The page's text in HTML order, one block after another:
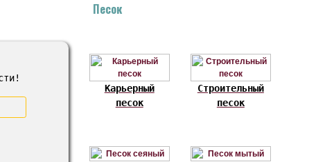
Песок
Карьерный
песок
Строительный
песок